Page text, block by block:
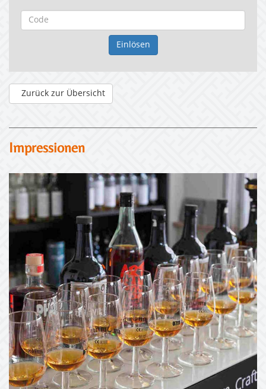
Zurück zur Übersicht
Impressionen